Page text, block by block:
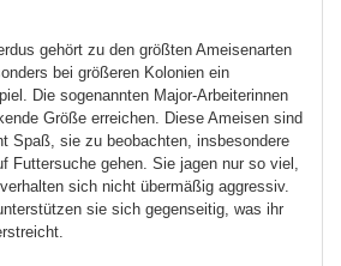
gehört zu den größten Ameisenarten
bei größeren Kolonien ein
Die sogenannten Major-Arbeiterinnen
Größe erreichen. Diese Ameisen sind
Spaß, sie zu beobachten, insbesondere
Futtersuche gehen. Sie jagen nur so viel,
sich nicht übermäßig aggressiv.
sie sich gegenseitig, was ihr